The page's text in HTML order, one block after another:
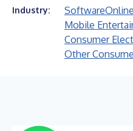
Industry: SoftwareOnline
Mobile
Consumer
Other